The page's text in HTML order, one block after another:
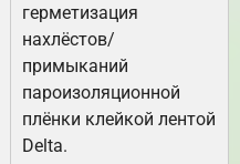
герметизация
нахлёстов/
примыканий
пароизоляционной
плёнки клейкой лентой
Delta.